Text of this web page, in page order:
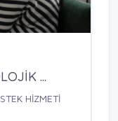
...
HİZMETİ